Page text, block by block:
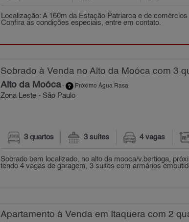
Localização: A 160m da Estação Patriarca e de
Confira as condições especiais, entre em contato.
Sobrado à Venda no Alto da Moóca com 3
Alto da Moóca- Próximo Água Rasa
Zona Leste - São Paulo
3 quartos 3 suítes 4 vagas
Sobrado bem localizado, no alto da mooca/v.bertioga,
tendo 4 vagas de garagem, 3 suites com armários
Apartamento à Venda em Itaquera com 2